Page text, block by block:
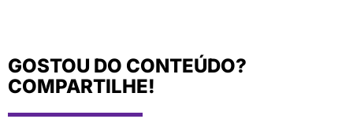
GOSTOU DO CONTEÚDO?
COMPARTILHE!